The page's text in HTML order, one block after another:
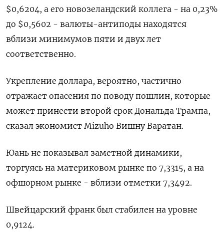
$0,6204, а его новозеландский коллега - на 0,23%
до $0,5602 - валюты-антиподы находятся
вблизи минимумов пяти и двух лет
соответственно.
Укрепление доллара, вероятно, частично
отражает опасения по поводу пошлин, которые
может принести второй срок Дональда Трампа,
сказал экономист Mizuho Вишну Варатан.
Юань не показывал заметной динамики,
торгуясь на материковом рынке по​ 7,3315​, а на
офшорном рынке - вблизи отметки 7,3492.
Швейцарский франк был стабилен на уровне
0,9124​.